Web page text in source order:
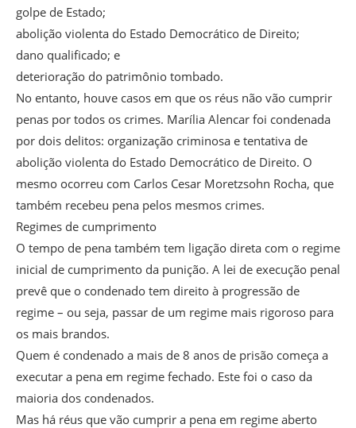
golpe de Estado;
abolição violenta do Estado Democrático de Direito;
dano qualificado; e
deterioração do patrimônio tombado.
No entanto, houve casos em que os réus não vão cumprir
penas por todos os crimes. Marília Alencar foi condenada
por dois delitos: organização criminosa e tentativa de
abolição violenta do Estado Democrático de Direito. O
mesmo ocorreu com Carlos Cesar Moretzsohn Rocha, que
também recebeu pena pelos mesmos crimes.
Regimes de cumprimento
O tempo de pena também tem ligação direta com o regime
inicial de cumprimento da punição. A lei de execução penal
prevê que o condenado tem direito à progressão de
regime – ou seja, passar de um regime mais rigoroso para
os mais brandos.
Quem é condenado a mais de 8 anos de prisão começa a
executar a pena em regime fechado. Este foi o caso da
maioria dos condenados.
Mas há réus que vão cumprir a pena em regime aberto